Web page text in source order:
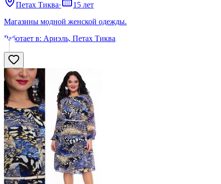
Петах Тиква·
15 лет
Магазины модной женской одежды.
Работает в: Ариэль, Петах Тиква